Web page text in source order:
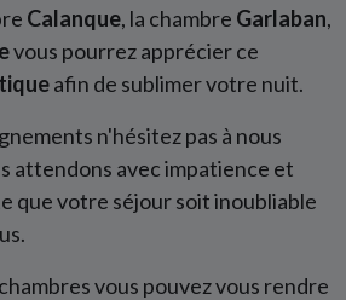
Calanque, la chambre Garlaban,
vous pourrez apprécier ce
afin de sublimer votre nuit.
n'hésitez pas à nous
attendons avec impatience et
que votre séjour soit inoubliable
vous pouvez vous rendre